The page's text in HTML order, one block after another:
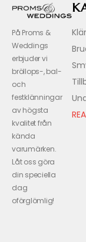
På Proms &
Weddings
erbjuder vi
bröllops-, bal-
och
festklänningar
av högsta
kvalitet från
kända
varumärken.
Låt oss göra
din speciella
dag
oförglömlig!
REA